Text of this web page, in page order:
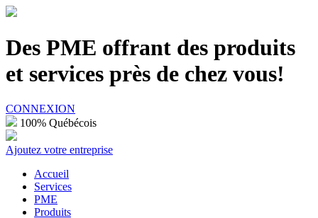
Des PME offrant des produits
et services près de chez vous!
CONNEXION
100% Québécois
Ajoutez votre entreprise
Accueil
Services
PME
Produits